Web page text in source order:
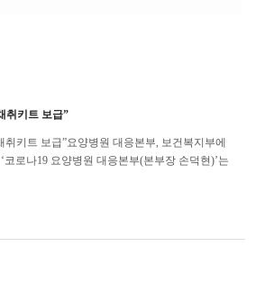
취키트 보급”
취키트 보급”요양병원 대응본부, 보건복지부에
로나19 요양병원 대응본부(본부장 손덕현)’는
요양병원에 우선 보급해 감염 ...